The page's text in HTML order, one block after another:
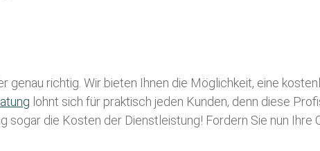
genau richtig. Wir bieten Ihnen die Möglichkeit, eine
lohnt sich für praktisch jeden Kunden, denn diese
die Kosten der Dienstleistung! Fordern Sie nun